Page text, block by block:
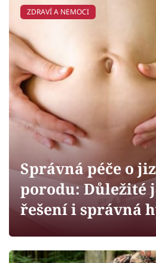
Témata
Celebrity
Vztahy
Seriály
Horoskopy
Sledujte prima+
Filmový festival
Mámy sobě
ZDRAVÍ A NEMOCI
Správná péče o
porodu: Důležité
řešení i správná